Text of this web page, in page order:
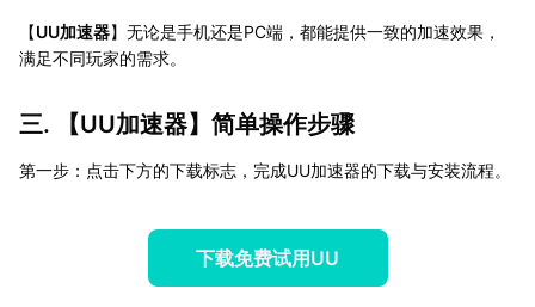
【UU加速器】无论是手机还是PC端，都能提供一致的加速效果，
满足不同玩家的需求。
三. 【UU加速器】简单操作步骤
第一步：点击下方的下载标志，完成UU加速器的下载与安装流程。
下载免费试用UU